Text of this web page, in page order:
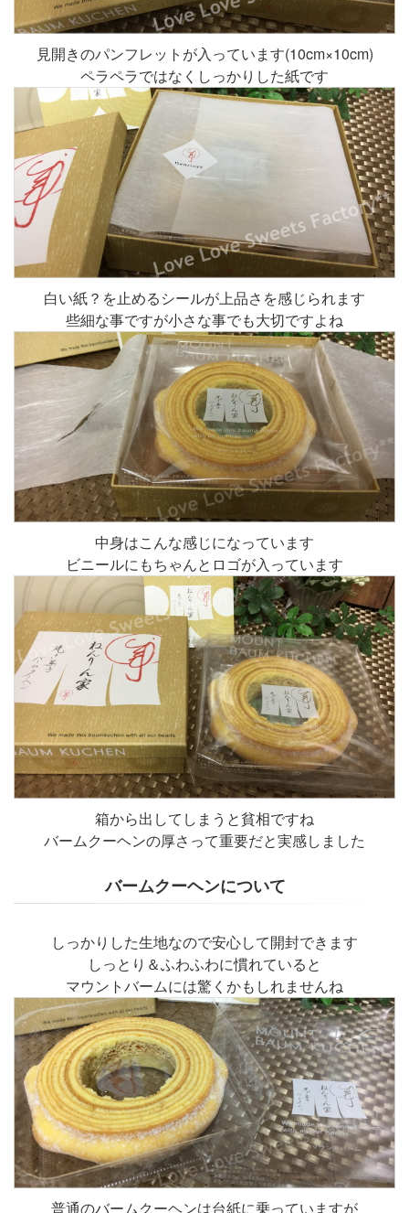
見開きのパンフレットが入っています(10cm×10cm)
ペラペラではなくしっかりした紙です
白い紙？を止めるシールが上品さを感じられます
些細な事ですが小さな事でも大切ですよね
中身はこんな感じになっています
ビニールにもちゃんとロゴが入っています
箱から出してしまうと貧相ですね
バームクーヘンの厚さって重要だと実感しました
バームクーヘンについて
しっかりした生地なので安心して開封できます
しっとり＆ふわふわに慣れていると
マウントバームには驚くかもしれませんね
普通のバームクーヘンは台紙に乗っていますが